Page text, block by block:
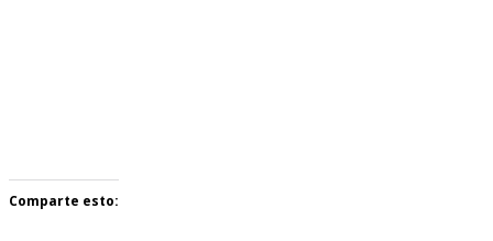
Comparte esto: